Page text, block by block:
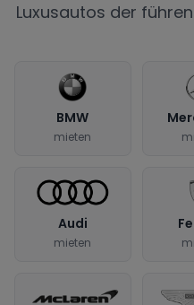
Luxusautos der
BMW
mieten
Audi
mieten